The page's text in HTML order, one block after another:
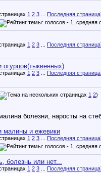
1 2 3 Последняя страница
1 2 3 Последняя страница
огурцов(тыквенных)
1 2 3 Последняя страница
1 2)
малины и ежевики
1 2 3 Последняя страница
болезнь или нет...
1 2 3 Последняя страница